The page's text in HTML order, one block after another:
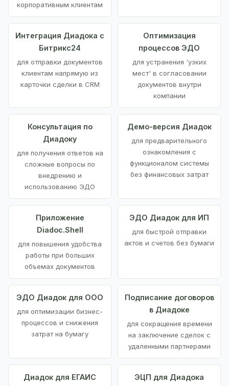
корпоративным клиентам
Интеграция Диадока с
Битрикс24
для отправки документов
клиентам напрямую из
карточки сделки в CRM
Оптимизация
процессов ЭДО
для устранения 'узких
мест' в согласовании
документов внутри
компании
Консультация по
Диадоку
для получения ответов на
сложные вопросы по
внедрению и
использованию ЭДО
Демо-версия Диадок
для предварительного
ознакомления с
функционалом системы
без финансовых затрат
Приложение
Diadoc.Shell
для повышения удобства
работы при больших
объемах документов
ЭДО Диадок для ИП
для быстрой отправки
актов и счетов без бумаги
ЭДО Диадок для ООО
для оптимизации бизнес-
процессов и снижения
затрат на бумагу
Подписание договоров
в Диадоке
для сокращения времени
на заключение сделок с
удаленными партнерами
Диадок для ЕГАИС ЭЦП для Диадока